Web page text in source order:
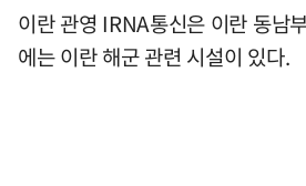
이란 관영 IRNA통신은 이란 동남
에는 이란 해군 관련 시설이 있다.